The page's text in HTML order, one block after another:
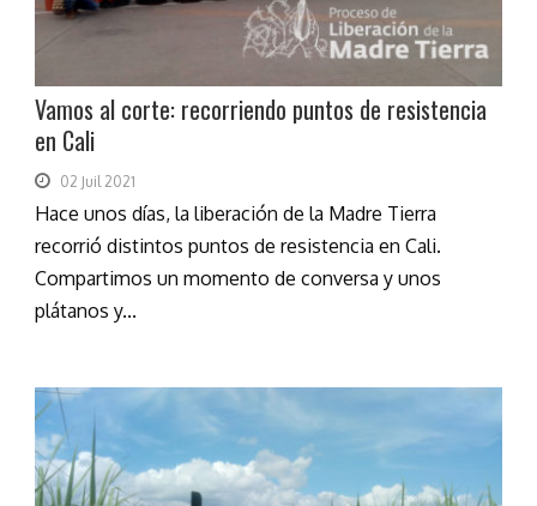
Vamos al corte: recorriendo puntos de resistencia
en Cali
02 Juil 2021
Hace unos días, la liberación de la Madre Tierra
recorrió distintos puntos de resistencia en Cali.
Compartimos un momento de conversa y unos
plátanos y...